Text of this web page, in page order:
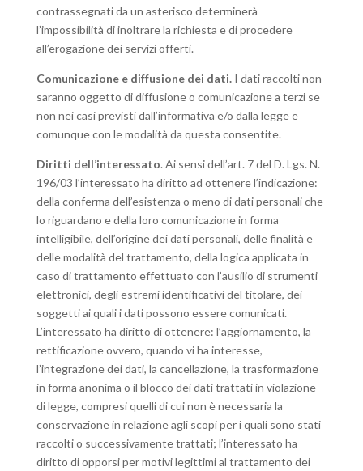
contrassegnati da un asterisco determinerà
l’impossibilità di inoltrare la richiesta e di procedere
all’erogazione dei servizi offerti.
Comunicazione e diffusione dei dati.I dati raccolti non
saranno oggetto di diffusione o comunicazione a terzi se
non nei casi previsti dall’informativa e/o dalla legge e
comunque con le modalità da questa consentite.
Diritti dell’interessato. Ai sensi dell’art. 7 del D. Lgs. N.
196/03 l’interessato ha diritto ad ottenere l’indicazione:
della conferma dell’esistenza o meno di dati personali che
lo riguardano e della loro comunicazione in forma
intelligibile, dell’origine dei dati personali, delle finalità e
delle modalità del trattamento, della logica applicata in
caso di trattamento effettuato con l’ausilio di strumenti
elettronici, degli estremi identificativi del titolare, dei
soggetti ai quali i dati possono essere comunicati.
L’interessato ha diritto di ottenere: l’aggiornamento, la
rettificazione ovvero, quando vi ha interesse,
l’integrazione dei dati, la cancellazione, la trasformazione
in forma anonima o il blocco dei dati trattati in violazione
di legge, compresi quelli di cui non è necessaria la
conservazione in relazione agli scopi per i quali sono stati
raccolti o successivamente trattati; l’interessato ha
diritto di opporsi per motivi legittimi al trattamento dei